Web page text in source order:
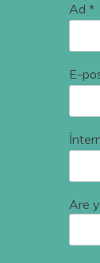
Ad *
E-
Are